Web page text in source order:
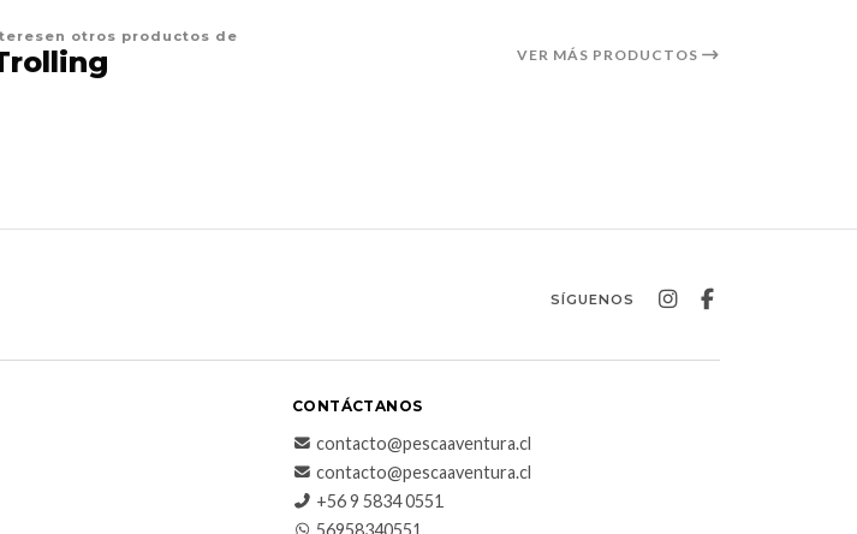
otros productos de
VER MÁS PRODUCTOS
SÍGUENOS
CONTÁCTANOS
contacto@pescaaventura.cl
contacto@pescaaventura.cl
+56 9 5834 0551
56958340551